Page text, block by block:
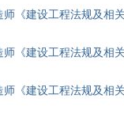
师《建设工程法规及相
师《建设工程法规及相
师《建设工程法规及相